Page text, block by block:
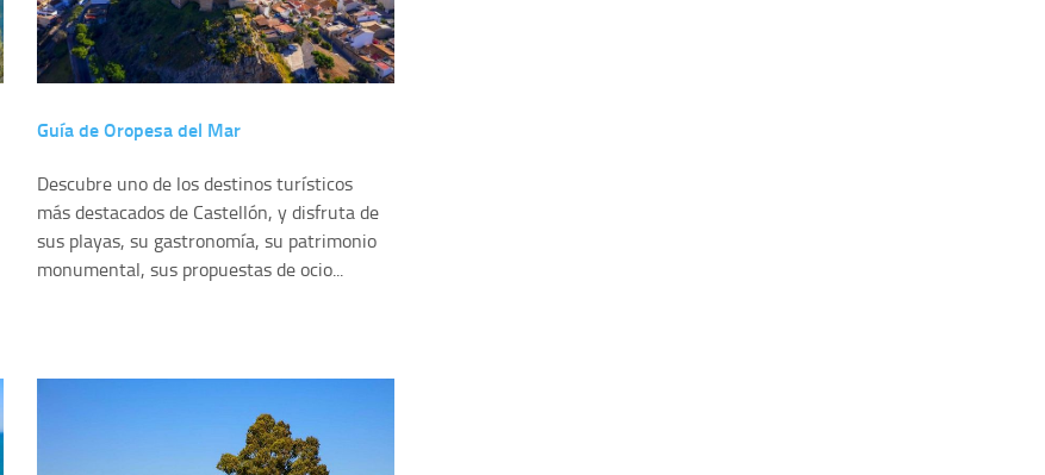
Guía de Oropesa del Mar
Descubre uno de los destinos turísticos
más destacados de Castellón, y disfruta de
sus playas, su gastronomía, su patrimonio
monumental, sus propuestas de ocio...